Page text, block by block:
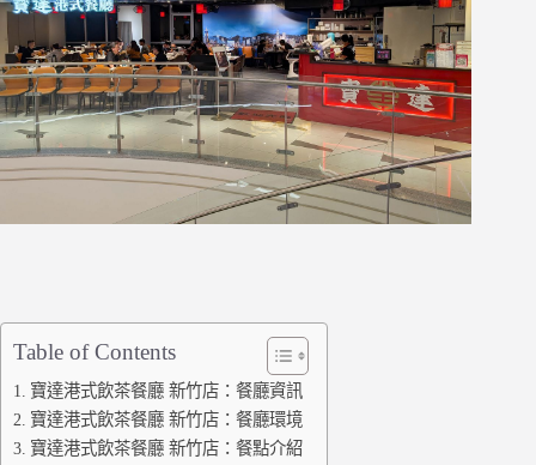
Table of Contents
寶達港式飲茶餐廳 新竹店：餐廳資訊
寶達港式飲茶餐廳 新竹店：餐廳環境
寶達港式飲茶餐廳 新竹店：餐點介紹